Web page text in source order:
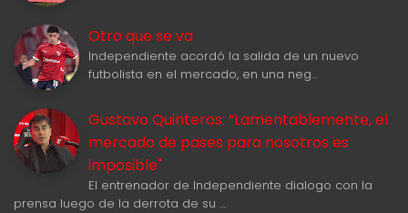
Otro que se va
Independiente acordó la salida de un nuevo
futbolista en el mercado, en una neg…
Gustavo Quinteros: “Lamentablemente, el
mercado de pases para nosotros es
imposible"
El entrenador de Independiente dialogo con la
prensa luego de la derrota de su …